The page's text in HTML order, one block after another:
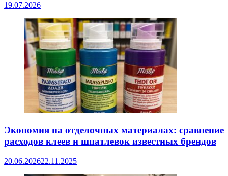
19.07.2026
Экономия на отделочных материалах: сравнение
расходов клеев и шпатлевок известных брендов
20.06.202622.11.2025